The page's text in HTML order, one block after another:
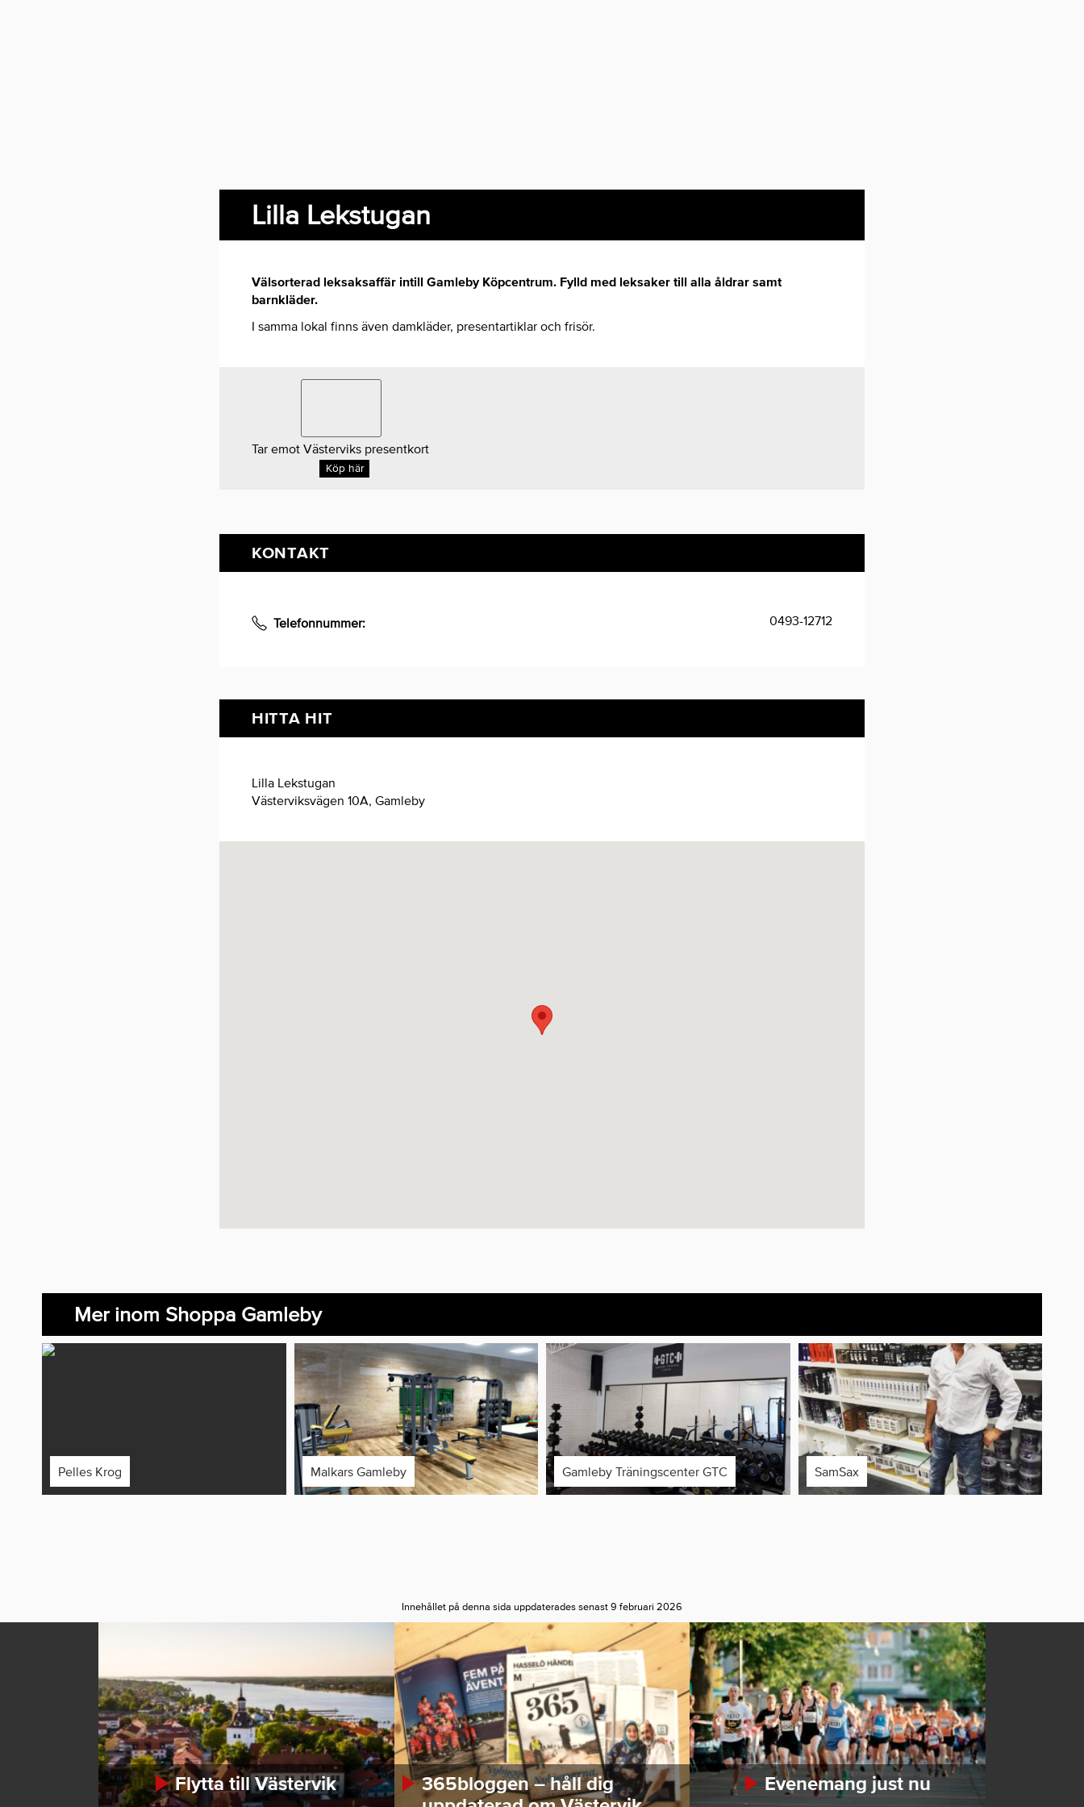
Lilla Lekstugan
Välsorterad leksaksaffär intill Gamleby Köpcentrum. Fylld med leksaker till alla åldrar samt
barnkläder.
I samma lokal finns även damkläder, presentartiklar och frisör.
Tar emot Västerviks presentkort
Köp här
KONTAKT
Telefonnummer: 0493-12712
HITTA HIT
Lilla Lekstugan
Västerviksvägen 10A, Gamleby
Mer inom Shoppa Gamleby
Pelles Krog Malkars Gamleby Gamleby Träningscenter GTC SamSax
Innehållet på denna sida uppdaterades senast 9 februari 2026
Flytta till Västervik
365bloggen – håll dig
Evenemang just nu